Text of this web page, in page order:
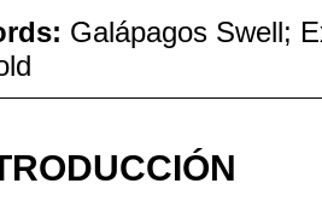
Galápagos Swell;